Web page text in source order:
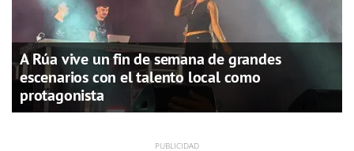
A Rúa vive un fin de semana de grandes
escenarios con el talento local como
protagonista